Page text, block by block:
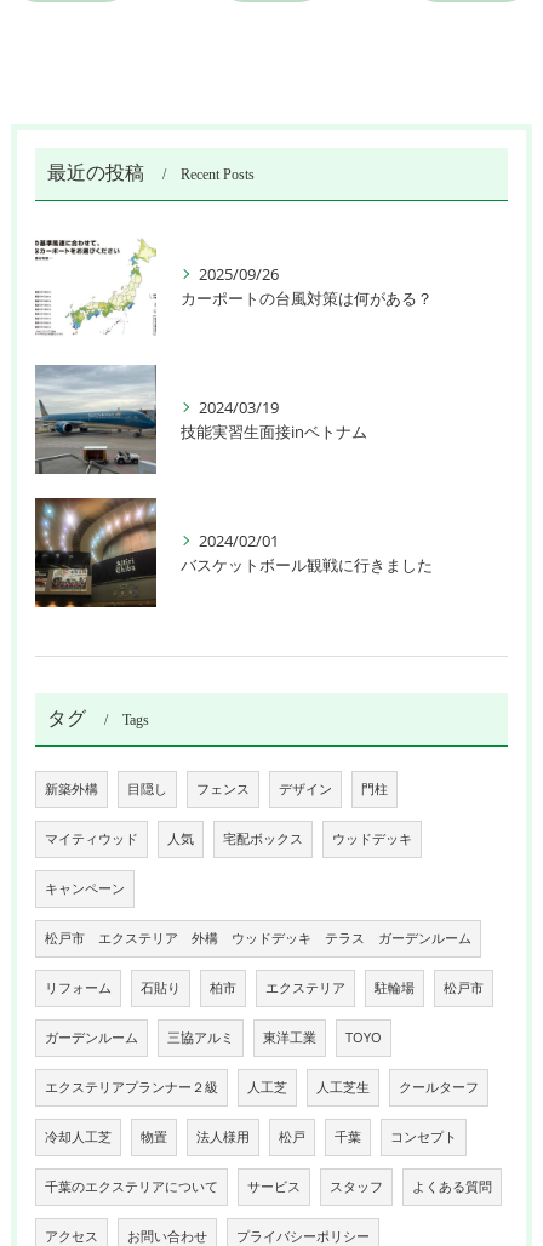
最近の投稿 Recent Posts
2025/09/26
カーポートの台風対策は何がある？
2024/03/19
技能実習生面接inベトナム
2024/02/01
バスケットボール観戦に行きました
タグ Tags
新築外構 目隠し フェンス デザイン 門柱
マイティウッド 人気 宅配ボックス ウッドデッキ
キャンペーン
松戸市 エクステリア 外構 ウッドデッキ テラス ガーデンルーム
リフォーム 石貼り 柏市 エクステリア 駐輪場 松戸市
ガーデンルーム 三協アルミ 東洋工業 TOYO
エクステリアプランナー２級 人工芝 人工芝生 クールターフ
冷却人工芝 物置 法人様用 松戸 千葉 コンセプト
千葉のエクステリアについて サービス スタッフ よくある質問
アクセス お問い合わせ プライバシーポリシー